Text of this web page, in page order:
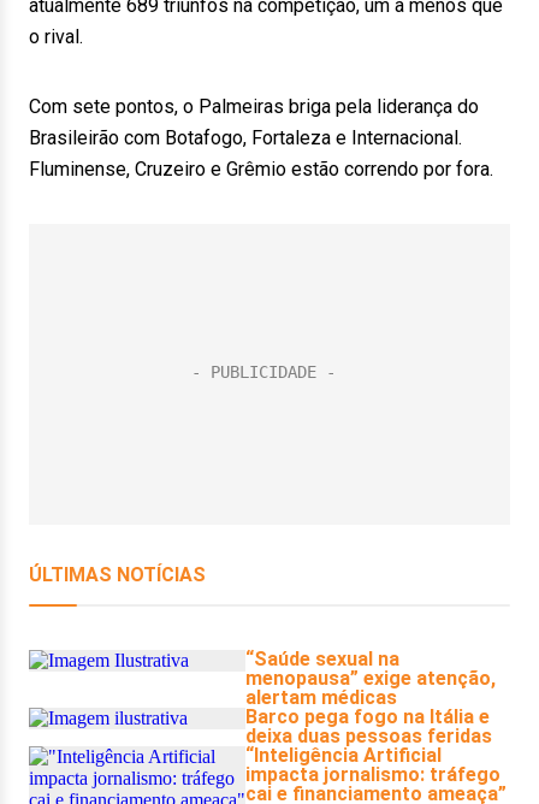
atualmente 689 triunfos na competição, um a menos que
o rival.
Com sete pontos, o Palmeiras briga pela liderança do
Brasileirão com Botafogo, Fortaleza e Internacional.
Fluminense, Cruzeiro e Grêmio estão correndo por fora.